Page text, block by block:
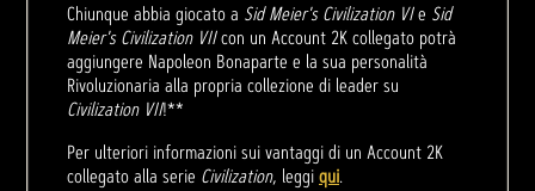
Chiunque abbia giocato a Sid Meier's Civilization VIe Sid
Meier's Civilization VIIcon un Account 2K collegato potrà
aggiungere Napoleon Bonaparte e la sua personalità
Rivoluzionaria alla propria collezione di leader su
Civilization VII!**
Per ulteriori informazioni sui vantaggi di un Account 2K
collegato alla serie Civilization, leggiqui.